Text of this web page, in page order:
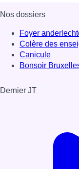
Nos dossiers
Foyer
Colère des
Canicule
Bonsoir
Dernier JT